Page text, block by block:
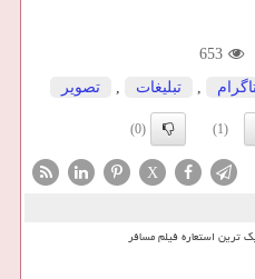
653
, تبلیغات , تصویر
(1)
(0)
X
ترین استعاره فیلم مسافر